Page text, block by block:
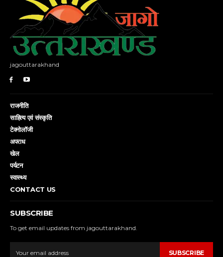
jagouttarakhand
राजनीति
साहित्य एवं संस्कृति
टेक्नोलॉजी
अपराध
खेल
पर्यटन
स्वास्थ्य
CONTACT US
SUBSCRIBE
To get email updates from jagouttarakhand.
SUBSCRIBE